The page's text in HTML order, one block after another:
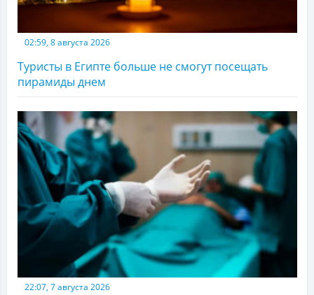
02:59, 8 августа 2026
Туристы в Египте больше не смогут посещать
пирамиды днем
22:07, 7 августа 2026